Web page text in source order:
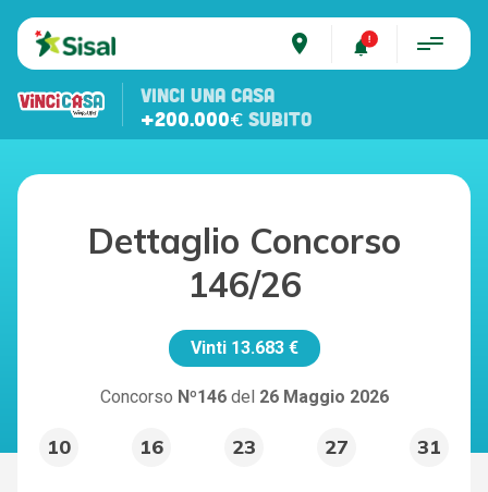
place
VINCI UNA CASA
+200.000€ SUBITO
Dettaglio Concorso
146/26
Vinti 13.683 €
Concorso Nº146 del 26 Maggio 2026
10 16 23 27 31